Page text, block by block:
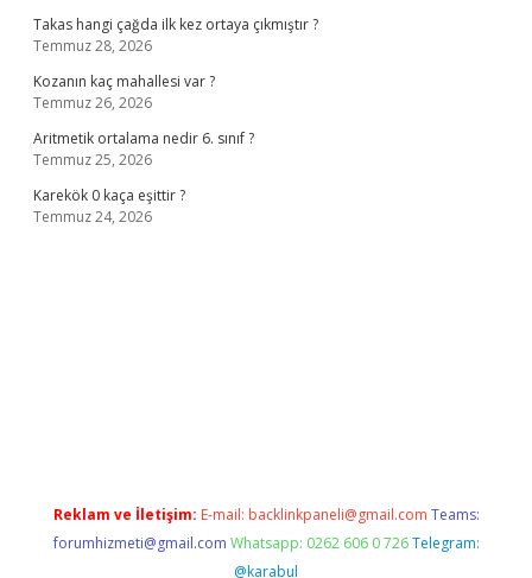
Takas hangi çağda ilk kez ortaya çıkmıştır ?
Temmuz 28, 2026
Kozanın kaç mahallesi var ?
Temmuz 26, 2026
Aritmetik ortalama nedir 6. sınıf ?
Temmuz 25, 2026
Karekök 0 kaça eşittir ?
Temmuz 24, 2026
Reklam ve İletişim: E-mail: backlinkpaneli@gmail.com Teams:
forumhizmeti@gmail.com Whatsapp: 0262 606 0 726 Telegram:
@karabul